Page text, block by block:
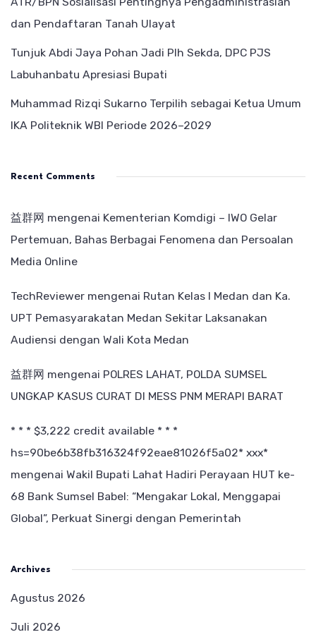
dan Pendaftaran Tanah Ulayat
Tunjuk Abdi Jaya Pohan Jadi Plh Sekda, DPC PJS
Labuhanbatu Apresiasi Bupati
Muhammad Rizqi Sukarno Terpilih sebagai Ketua Umum
IKA Politeknik WBI Periode 2026–2029
Recent Comments
益群网 mengenai Kementerian Komdigi – IWO Gelar
Pertemuan, Bahas Berbagai Fenomena dan Persoalan
Media Online
TechReviewer mengenai Rutan Kelas I Medan dan Ka.
UPT Pemasyarakatan Medan Sekitar Laksanakan
Audiensi dengan Wali Kota Medan
益群网 mengenai POLRES LAHAT, POLDA SUMSEL
UNGKAP KASUS CURAT DI MESS PNM MERAPI BARAT
* * * $3,222 credit available * * *
hs=90be6b38fb316324f92eae81026f5a02* ххх*
mengenai Wakil Bupati Lahat Hadiri Perayaan HUT ke-
68 Bank Sumsel Babel: “Mengakar Lokal, Menggapai
Global”, Perkuat Sinergi dengan Pemerintah
Archives
Agustus 2026
Juli 2026